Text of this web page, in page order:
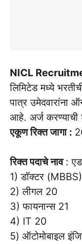
NICL
लिमिटेड मध्ये
पात्र उमेदवारांना
आहे. अर्ज
एकूण रिक्त जागा :
रिक्त पदाचे नाव :
1) डॉक्टर
2) लीगल 20
3) फायनान्स 21
4) IT 20
5) ऑटोमोबाइल